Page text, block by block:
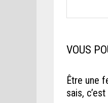
VOUS
Être une
sais,